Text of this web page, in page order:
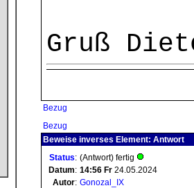
Gruß
Bezug
Bezug
Beweise inverses Element: Antwort
Status: (Antwort) fertig
Datum: 14:56 Fr 24.05.2024
Autor: Gonozal_IX